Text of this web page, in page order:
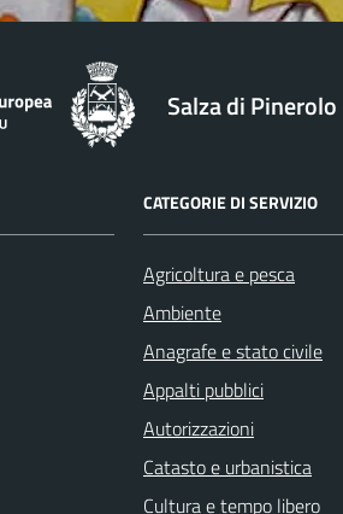
Salza di Pinerolo
CATEGORIE DI SERVIZIO
Agricoltura e pesca
Ambiente
Anagrafe e stato civile
Appalti pubblici
Autorizzazioni
Catasto e urbanistica
Cultura e tempo libero